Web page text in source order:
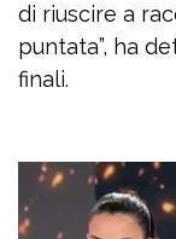
di riuscire a
puntata”, ha
finali.